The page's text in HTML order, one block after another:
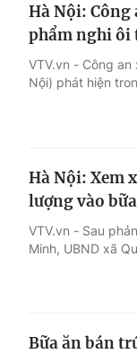
Hà Nội: Công
phẩm nghi ôi
VTV.vn - Công
Nội) phát hiện
Hà Nội: Xem
lượng vào
VTV.vn - Sau
Minh, UBND xã
Bữa ăn bán